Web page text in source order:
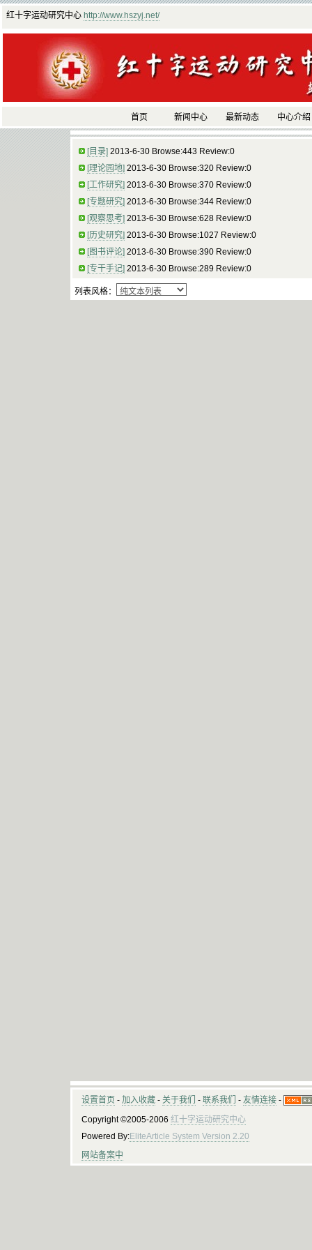
红十字运动研究中心 http://www.hszyj.net/
首页 新闻中心 最新动态 中心介绍
[目录] 2013-6-30 Browse:443 Review:0
[理论园地] 2013-6-30 Browse:320 Review:0
[工作研究] 2013-6-30 Browse:370 Review:0
[专题研究] 2013-6-30 Browse:344 Review:0
[观察思考] 2013-6-30 Browse:628 Review:0
[历史研究] 2013-6-30 Browse:1027 Review:0
[图书评论] 2013-6-30 Browse:390 Review:0
[专干手记] 2013-6-30 Browse:289 Review:0
列表风格：
设置首页 - 加入收藏 - 关于我们 - 联系我们 - 友情连接 -
Copyright ©2005-2006 红十字运动研究中心
Powered By:EliteArticle System Version 2.20
网站备案中